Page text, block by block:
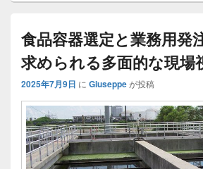
食品容器選定と業務用発
求められる多面的な現場
2025年7月9日 に Giuseppeが投稿